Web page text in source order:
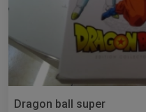
Dragon ball super